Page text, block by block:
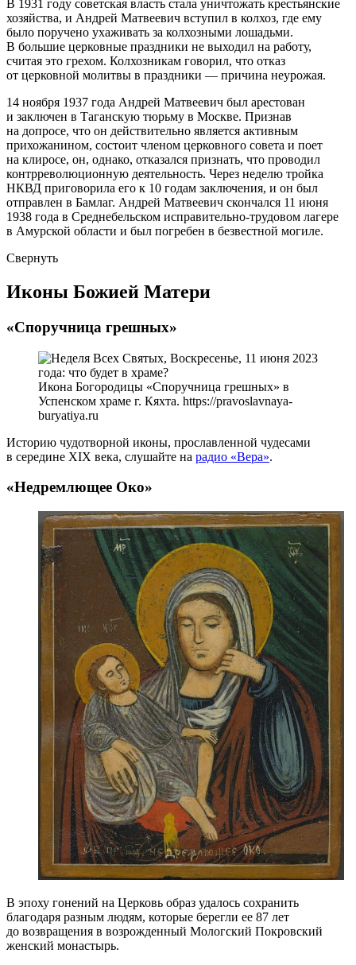
В 1931 году советская власть стала уничтожать крестьянские
хозяйства, и Андрей Матвеевич вступил в колхоз, где ему
было поручено ухаживать за колхозными лошадьми.
В большие церковные праздники не выходил на работу,
считая это грехом. Колхозникам говорил, что отказ
от церковной молитвы в праздники — причина неурожая.
14 ноября 1937 года Андрей Матвеевич был арестован
и заключен в Таганскую тюрьму в Москве. Признав
на допросе, что он действительно является активным
прихожанином, состоит членом церковного совета и поет
на клиросе, он, однако, отказался признать, что проводил
контрреволюционную деятельность. Через неделю тройка
НКВД приговорила его к 10 годам заключения, и он был
отправлен в Бамлаг. Андрей Матвеевич скончался 11 июня
1938 года в Среднебельском исправительно-трудовом лагере
в Амурской области и был погребен в безвестной могиле.
Свернуть
Иконы Божией Матери
«Споручница грешных»
Икона Богородицы «Споручница грешных» в
Успенском храме г. Кяхта. https://pravoslavnaya-
buryatiya.ru
Историю чудотворной иконы, прославленной чудесами
в середине XIX века, слушайте на радио «Вера».
«Недремлющее Око»
В эпоху гонений на Церковь образ удалось сохранить
благодаря разным людям, которые берегли ее 87 лет
до возвращения в возрожденный Мологский Покровский
женский монастырь.